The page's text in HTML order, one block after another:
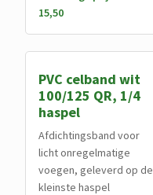
15,50
PVC celband wit
100/125 QR, 1/4
haspel
Afdichtingsband voor
licht onregelmatige
voegen, geleverd op de
kleinste haspel